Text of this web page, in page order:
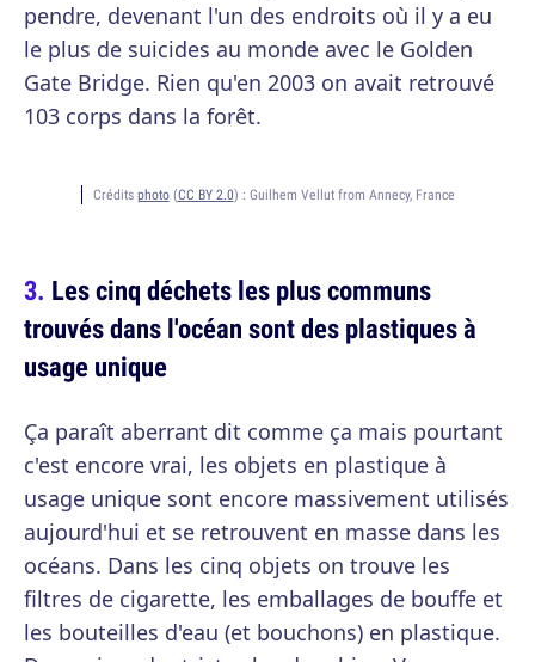
pendre, devenant l'un des endroits où il y a eu
le plus de suicides au monde avec le Golden
Gate Bridge. Rien qu'en 2003 on avait retrouvé
103 corps dans la forêt.
Crédits photo(CC BY 2.0) : Guilhem Vellut from Annecy, France
Les cinq déchets les plus communs
trouvés dans l'océan sont des plastiques à
usage unique
Ça paraît aberrant dit comme ça mais pourtant
c'est encore vrai, les objets en plastique à
usage unique sont encore massivement utilisés
aujourd'hui et se retrouvent en masse dans les
océans. Dans les cinq objets on trouve les
filtres de cigarette, les emballages de bouffe et
les bouteilles d'eau (et bouchons) en plastique.